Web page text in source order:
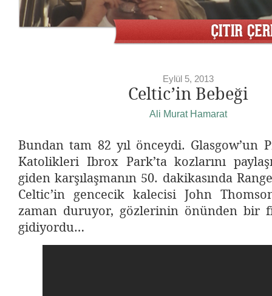
Eylül 5, 2013
Celtic’in Bebeği
Ali Murat Hamarat
Bundan tam 82 yıl önceydi. Glasgow’un
Katolikleri Ibrox Park’ta kozlarını
giden karşılaşmanın 50. dakikasında
Celtic’in gencecik kalecisi John Thomson
zaman duruyor, gözlerinin önünden bir
gidiyordu…